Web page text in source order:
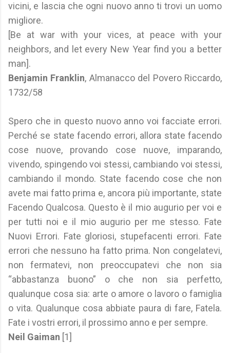
vicini, e lascia che ogni nuovo anno ti trovi un uomo
migliore.
[Be at war with your vices, at peace with your
neighbors, and let every New Year find you a better
man].
Benjamin Franklin, Almanacco del Povero Riccardo,
1732/58
Spero che in questo nuovo anno voi facciate errori.
Perché se state facendo errori, allora state facendo
cose nuove, provando cose nuove, imparando,
vivendo, spingendo voi stessi, cambiando voi stessi,
cambiando il mondo. State facendo cose che non
avete mai fatto prima e, ancora più importante, state
Facendo Qualcosa. Questo è il mio augurio per voi e
per tutti noi e il mio augurio per me stesso. Fate
Nuovi Errori. Fate gloriosi, stupefacenti errori. Fate
errori che nessuno ha fatto prima. Non congelatevi,
non fermatevi, non preoccupatevi che non sia
“abbastanza buono” o che non sia perfetto,
qualunque cosa sia: arte o amore o lavoro o famiglia
o vita. Qualunque cosa abbiate paura di fare, Fatela.
Fate i vostri errori, il prossimo anno e per sempre.
Neil Gaiman [1]